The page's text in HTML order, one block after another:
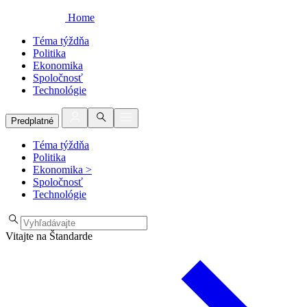
Home
Téma týždňa
Politika
Ekonomika
Spoločnosť
Technológie
Predplatné
Téma týždňa
Politika
Ekonomika >
Spoločnosť
Technológie
Vitajte na Štandarde